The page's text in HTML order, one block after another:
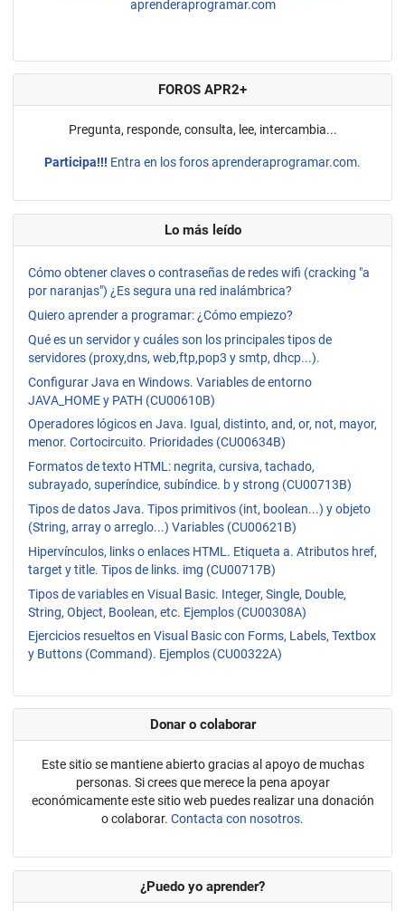
aprenderaprogramar.com
FOROS APR2+
Pregunta, responde, consulta, lee, intercambia...
Participa!!! Entra en los foros aprenderaprogramar.com.
Lo más leído
Cómo obtener claves o contraseñas de redes wifi (cracking "a
por naranjas") ¿Es segura una red inalámbrica?
Quiero aprender a programar: ¿Cómo empiezo?
Qué es un servidor y cuáles son los principales tipos de
servidores (proxy,dns, web,ftp,pop3 y smtp, dhcp...).
Configurar Java en Windows. Variables de entorno
JAVA_HOME y PATH (CU00610B)
Operadores lógicos en Java. Igual, distinto, and, or, not, mayor,
menor. Cortocircuito. Prioridades (CU00634B)
Formatos de texto HTML: negrita, cursiva, tachado,
subrayado, superíndice, subíndice. b y strong (CU00713B)
Tipos de datos Java. Tipos primitivos (int, boolean...) y objeto
(String, array o arreglo...) Variables (CU00621B)
Hipervínculos, links o enlaces HTML. Etiqueta a. Atributos href,
target y title. Tipos de links. img (CU00717B)
Tipos de variables en Visual Basic. Integer, Single, Double,
String, Object, Boolean, etc. Ejemplos (CU00308A)
Ejercicios resueltos en Visual Basic con Forms, Labels, Textbox
y Buttons (Command). Ejemplos (CU00322A)
Donar o colaborar
Este sitio se mantiene abierto gracias al apoyo de muchas
personas. Si crees que merece la pena apoyar
económicamente este sitio web puedes realizar una donación
o colaborar. Contacta con nosotros.
¿Puedo yo aprender?